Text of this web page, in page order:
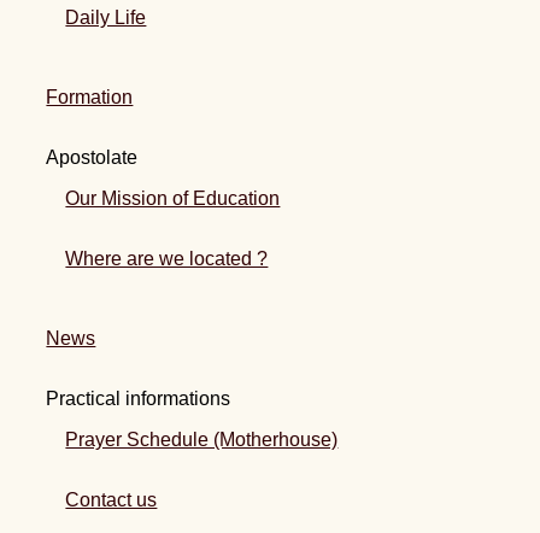
Daily Life
Formation
Apostolate
Our Mission of Education
Where are we located ?
News
Practical informations
Prayer Schedule (Motherhouse)
Contact us